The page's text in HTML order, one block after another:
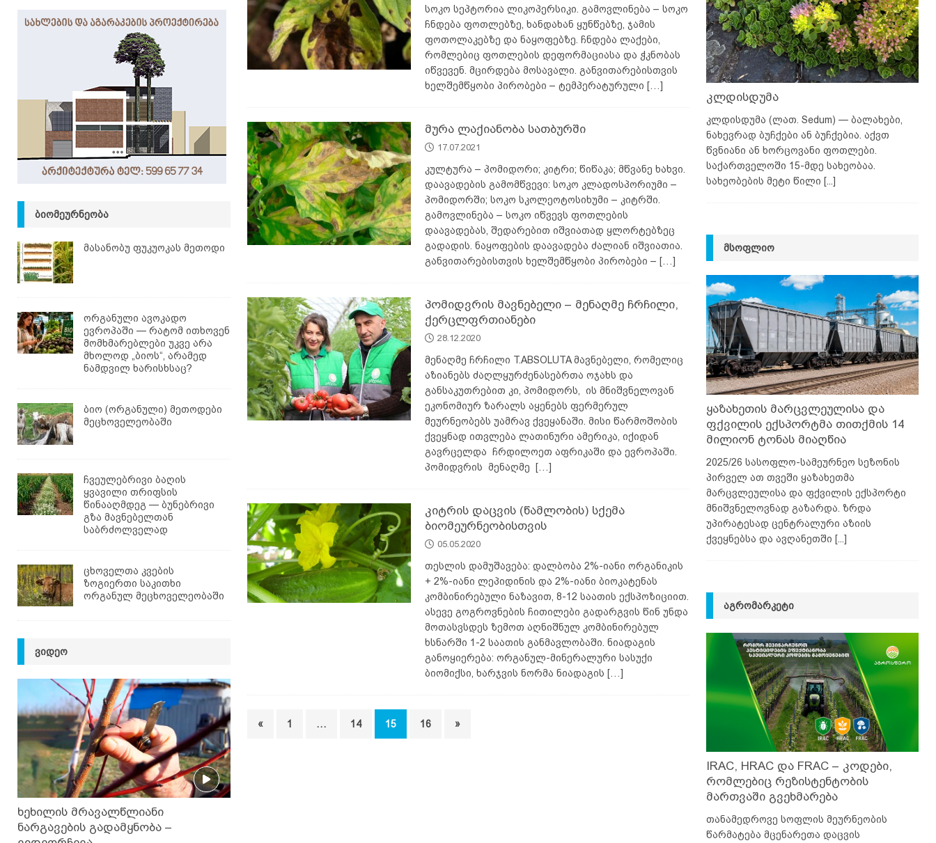
სოკო სეპტორია ლიკოპერსიკი. გამოვლინება – სოკო
ჩნდება ფოთლებზე, ხანდახან ყუნწებზე, ჯამის
ფოთოლაკებზე და ნაყოფებზე. ჩნდება ლაქები,
რომლებიც ფოთლების დეფორმაციასა და ჭკნობას
იწვევენ. მცირდება მოსავალი. განვითარებისთვის
ხელშემწყობი პირობები – ტემპერატურული […]
მურა ლაქიანობა სათბურში
17.07.2021
კულტურა – პომიდორი; კიტრი; წიწაკა; მწვანე ხახვი.
დაავადების გამომწვევი: სოკო კლადოსპორიუმი –
პომიდორში; სოკო სკოლეოტოსიხუმი – კიტრში.
გამოვლინება – სოკო იწვევს ფოთლების
დაავადებას, შედარებით იშვიათად ყლორტებზეც
გადადის. ნაყოფების დაავადება ძალიან იშვიათია.
განვითარებისთვის ხელშემწყობი პირობები – […]
პომიდვრის მავნებელი – მენაღმე ჩრჩილი,
ქერცლფრთიანები
28.12.2020
მენაღმე ჩრჩილი T.ABSOLUTA მავნებელი, რომელიც
აზიანებს ძაღლყურძენასებრთა ოჯახს და
განსაკუთრებით კი, პომიდორს, ის მნიშვნელოვან
ეკონომიურ ზარალს აყენებს ფერმერულ
მეურნეობებს უამრავ ქვეყანაში. მისი წარმოშობის
ქვეყნად ითვლება ლათინური ამერიკა, იქიდან
გავრცელდა ჩრდილოეთ აფრიკაში და ევროპაში.
პომიდვრის მენაღმე
[…]
კიტრის დაცვის (წამლობის) სქემა
ბიომეურნეობისთვის
05.05.2020
თესლის დამუშავება: დალბობა 2%-იანი ორგანიკის
+ 2%-იანი ლეპიდინის და 2%-იანი ბიოკატენას
კომბინირებული ნაზავით, 8-12 საათის ექსპოზიციით.
ასევე გოგროვნების ჩითილები გადარგვის წინ უნდა
მოთასვსდეს ზემოთ აღნიშნულ კომბინირებულ
ხსნარში 1-2 საათის განმავლობაში. ნიადაგის
განოყიერება: ორგანულ-მინერალური სასუქი
ბიომიქსი, ხარჯვის ნორმა ნიადაგის […]
« 1 … 14 15 16 »
ᲑᲘᲝᲛᲔᲣᲠᲜᲔᲝᲑᲐ
მასანობუ ფუკუოკას მეთოდი
ორგანული ავოკადო
ევროპაში — რატომ ითხოვენ
მომხმარებლები უკვე არა
მხოლოდ „ბიოს“, არამედ
ნამდვილ ხარისხსაც?
ბიო (ორგანული) მეთოდები
მეცხოველეობაში
ჩვეულებრივი ბაღის
ყვავილი თრიფსის
წინააღმდეგ — ბუნებრივი
გზა მავნებელთან
საბრძოლველად
ცხოველთა კვების
ზოგიერთი საკითხი
ორგანულ მეცხოველეობაში
ᲕᲘᲓᲔᲝ
ხეხილის მრავალწლიანი
ნარგავების გადამყნობა –
კლდისდუმა
კლდისდუმა (ლათ. Sedum) — ბალახები,
ნახევრად ბუჩქები ან ბუჩქებია. აქვთ
წვნიანი ან ხორცოვანი ფოთლები.
საქართველოში 15-მდე სახეობაა.
სახეობების მეტი წილი [...]
ᲛᲡᲝᲤᲚᲘᲝ
ყაზახეთის მარცვლეულისა და
ფქვილის ექსპორტმა თითქმის 14
მილიონ ტონას მიაღწია
2025/26 სასოფლო-სამეურნეო სეზონის
პირველ ათ თვეში ყაზახეთმა
მარცვლეულისა და ფქვილის ექსპორტი
მნიშვნელოვნად გაზარდა. ზრდა
უპირატესად ცენტრალური აზიის
ქვეყნებსა და ავღანეთში [...]
ᲐᲒᲠᲝᲛᲐᲠᲙᲔᲢᲘ
IRAC, HRAC და FRAC – კოდები,
რომლებიც რეზისტენტობის
მართვაში გვეხმარება
თანამედროვე სოფლის მეურნეობის
წარმატება მცენარეთა დაცვის